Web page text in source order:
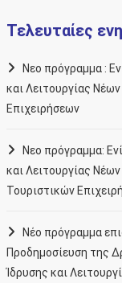
Τελευταίες
Νεο πρόγραμμα :
και Λειτουργίας
Επιχειρήσεων
Νεο πρόγραμμα:
και Λειτουργίας
Τουριστικών
Νέο πρόγραμμα
Προδημοσίευση της
Ίδρυσης και